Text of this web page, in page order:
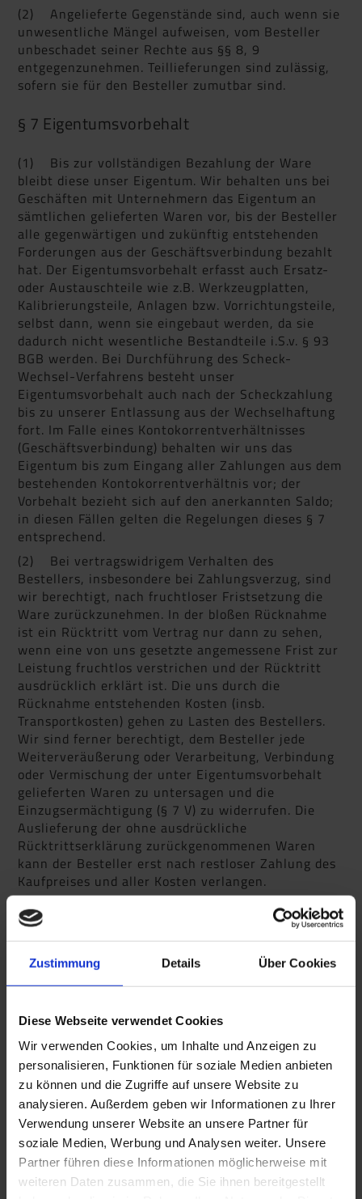
Zustimmung Details Über Cookies
Diese Webseite verwendet Cookies
Wir verwenden Cookies, um Inhalte und Anzeigen zu
personalisieren, Funktionen für soziale Medien anbieten
zu können und die Zugriffe auf unsere Website zu
analysieren. Außerdem geben wir Informationen zu Ihrer
Verwendung unserer Website an unsere Partner für
soziale Medien, Werbung und Analysen weiter. Unsere
Partner führen diese Informationen möglicherweise mit
weiteren Daten zusammen, die Sie ihnen bereitgestellt
(2) Angelieferte Gegenstände sind, auch wenn sie
unwesentliche Mängel aufweisen, vom Besteller
unbeschadet seiner Rechte aus §§ 8, 9
entgegenzunehmen. Teillieferungen sind zulässig,
sofern sie für den Besteller zumutbar sind.
§ 7 Eigentumsvorbehalt
(1) Bis zur vollständigen Bezahlung der Ware
bleibt diese unser Eigentum. Wir behalten uns bei
Geschäften mit Unternehmern das Eigentum an
sämtlichen gelieferten Waren vor, bis der Besteller
alle gegenwärtigen und zukünftig entstehenden
Forderungen aus der Geschäftsverbindung bezahlt
hat. Der Eigentumsvorbehalt erfasst auch Ersatz-
oder Austauschteile wie z.B. Werkzeugplatten,
Kalibrierungsteile, Anlagen bzw. Vorrichtungsteile,
selbst dann, wenn sie eingebaut werden, da sie
dadurch nicht wesentliche Bestandteile i.S.v. § 93
BGB werden. Bei Durchführung des Scheck-
Wechsel-Verfahrens besteht unser
Eigentumsvorbehalt auch nach der Scheckzahlung
bis zu unserer Entlassung aus der Wechselhaftung
fort. Im Falle eines Kontokorrentverhältnisses
(Geschäftsverbindung) behalten wir uns das
Eigentum bis zum Eingang aller Zahlungen aus dem
bestehenden Kontokorrentverhältnis vor; der
Vorbehalt bezieht sich auf den anerkannten Saldo;
in diesen Fällen gelten die Regelungen dieses § 7
entsprechend.
(2) Bei vertragswidrigem Verhalten des
Bestellers, insbesondere bei Zahlungsverzug, sind
wir berechtigt, nach fruchtloser Fristsetzung die
Ware zurückzunehmen. In der bloßen Rücknahme
ist ein Rücktritt vom Vertrag nur dann zu sehen,
wenn eine von uns gesetzte angemessene Frist zur
Leistung fruchtlos verstrichen und der Rücktritt
ausdrücklich erklärt ist. Die uns durch die
Rücknahme entstehenden Kosten (insb.
Transportkosten) gehen zu Lasten des Bestellers.
Wir sind ferner berechtigt, dem Besteller jede
Weiterveräußerung oder Verarbeitung, Verbindung
oder Vermischung der unter Eigentumsvorbehalt
gelieferten Waren zu untersagen und die
Einzugsermächtigung (§ 7 V) zu widerrufen. Die
Auslieferung der ohne ausdrückliche
Rücktrittserklärung zurückgenommenen Waren
kann der Besteller erst nach restloser Zahlung des
Kaufpreises und aller Kosten verlangen.
(3) Der Besteller ist verpflichtet, die Waren
pfleglich zu behandeln (inkl. erforderlicher
Inspektions- und Wartungsarbeiten).
(4) Der Besteller darf den Liefergegenstand und
die an seine Stelle tretenden Forderungen weder
abtreten. Bei Pfändungen oder sonstigen Eingriffen
Dritter hat uns der Besteller unverzüglich
schriftlich zu benachrichtigen, damit wir Klage
gem. § 771 ZPO erheben können. Uns trotz eines
Obsiegens im Rechtsstreit nach § 771 ZPO
verbleibende Kosten dieser Klage hat der Besteller
zu tragen.
(5) Der Besteller ist berechtigt, die Kaufsache im
ordentlichen Geschäftsgang weiterzuverkaufen, zu
verarbeiten oder zu vermischen; dabei tritt er uns